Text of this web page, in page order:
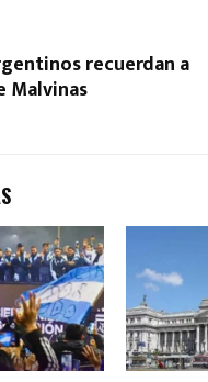
recuerdan a
Malvinas